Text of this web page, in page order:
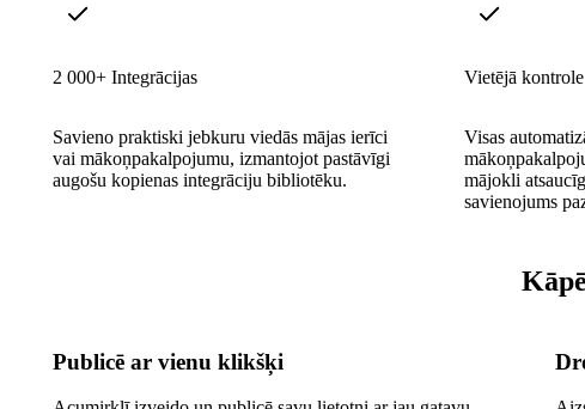
2 000+ Integrācijas
Savieno praktiski jebkuru viedās mājas ierīci
vai mākoņpakalpojumu, izmantojot pastāvīgi
augošu kopienas integrāciju bibliotēku.
Vietējā kontrole
Visas
mājokli
savienojums
Publicē ar vienu klikšķi